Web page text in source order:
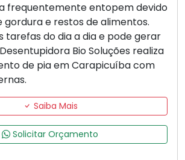
frequentemente entopem devido
gordura e restos de alimentos.
tarefas do dia a dia e pode gerar
Bio Soluções realiza
de pia em Carapicuíba com
Saiba Mais
Solicitar Orçamento